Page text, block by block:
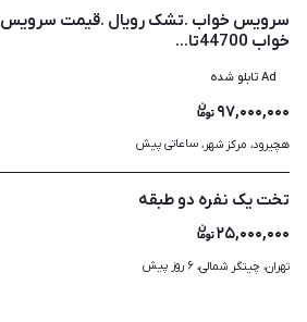
سرویس خواب .تشک رویال .قیمت سرویس
خواب 44700تا...
Ad تابلو شده
۹۷,۰۰۰,۰۰۰
هچیرود، مرکز شهر، ساعاتی پیش
تخت یک نفره دو طبقه
۲۵,۰۰۰,۰۰۰
تهران، چیتگر شمالی، ۶ روز پیش